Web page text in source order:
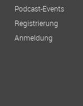
Podcast-Events
Registrierung
Anmeldung